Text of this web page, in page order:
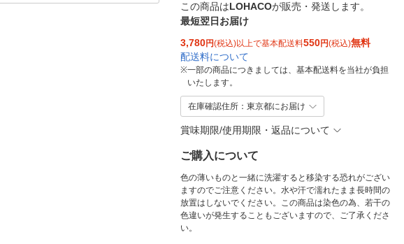
この商品はLOHACOが販売・発送します。
最短翌日お届け
3,780円(税込)以上で基本配送料550円(税込)無料
配送料について
※一部の商品につきましては、基本配送料を当社が負担
いたします。
在庫確認住所：東京都にお届け
賞味期限/使用期限・返品について
ご購入について
色の薄いものと一緒に洗濯すると移染する恐れがござい
ますのでご注意ください。水や汗で濡れたまま長時間の
放置はしないでください。この商品は染色の為、若干の
色違いが発生することもございますので、ご了承くださ
い。